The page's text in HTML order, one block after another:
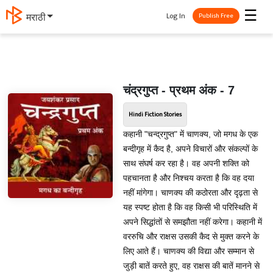
मराठी ☰
Log In Publish Free
चंद्रगुप्त - प्रथम अंक - 7
Hindi Fiction Stories
कहानी "चन्द्रगुप्त" में चाणक्य, जो मगध के एक
बन्दीगृह में कैद है, अपने विचारों और संकल्पों के
साथ संघर्ष कर रहा है। वह अपनी शक्ति को
पहचानता है और निश्चय करता है कि वह दया
नहीं मांगेगा। चाणक्य की कठोरता और दृढ़ता से
यह स्पष्ट होता है कि वह किसी भी परिस्थिति में
अपने सिद्धांतों से समझौता नहीं करेगा। कहानी में
वररुचि और राक्षस उसकी कैद से मुक्त करने के
लिए आते हैं। चाणक्य की विद्या और सम्मान से
जुड़ी बातें करते हुए, वह राक्षस की बातें मानने से